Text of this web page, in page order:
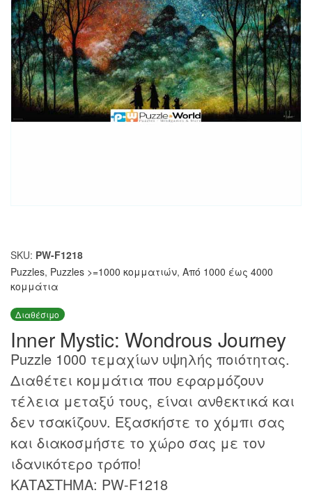
SKU: PW-F1218
Puzzles, Puzzles >=1000 κομματιών, Από 1000 έως 4000
κομμάτια
Διαθέσιμο
Inner Mystic: Wondrous Journey
Puzzle 1000 τεμαχίων υψηλής ποιότητας.
Διαθέτει κομμάτια που εφαρμόζουν
τέλεια μεταξύ τους, είναι ανθεκτικά και
δεν τσακίζουν. Εξασκήστε το χόμπι σας
και διακοσμήστε το χώρο σας με τον
ιδανικότερο τρόπο!
ΚΑΤΑΣΤΗΜΑ: PW-F1218